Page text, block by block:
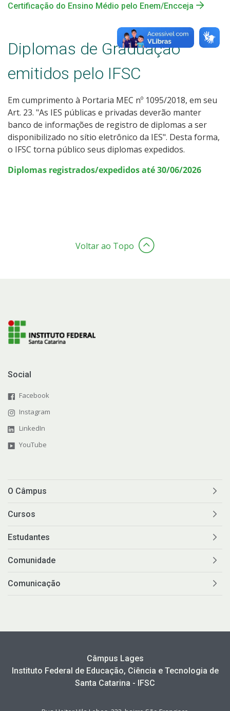
Certificação do Ensino Médio pelo Enem/Encceja
Diplomas de Graduação
emitidos pelo IFSC
Em cumprimento à Portaria MEC nº 1095/2018, em seu
Art. 23. "As IES públicas e privadas deverão manter
banco de informações de registro de diplomas a ser
disponibilizado no sítio eletrônico da IES". Desta forma,
o IFSC torna público seus diplomas expedidos.
Diplomas registrados/expedidos até 30/06/2026
Voltar ao Topo
Social
Facebook
Instagram
LinkedIn
YouTube
O Câmpus
Cursos
Estudantes
Comunidade
Comunicação
Câmpus Lages
Instituto Federal de Educação, Ciência e Tecnologia de
Santa Catarina - IFSC